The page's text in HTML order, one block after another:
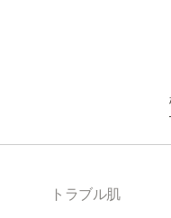
トラブル肌